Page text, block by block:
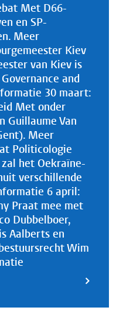
Met D66-
en SP-
Meer
Kiev
van Kiev is
and
30 maart:
Met onder
Guillaume Van
Meer
Politicologie
het Oekraïne-
verschillende
6 april:
Praat mee met
Dubbelboer,
Aalberts en
Wim